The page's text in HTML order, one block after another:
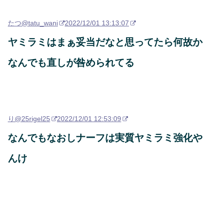
たつ@tatu_wani 2022/12/01 13:13:07
ヤミラミはまぁ妥当だなと思ってたら何故か
なんでも直しが咎められてる
り @25rigel25 2022/12/01 12:53:09
なんでもなおしナーフは実質ヤミラミ強化や
んけ